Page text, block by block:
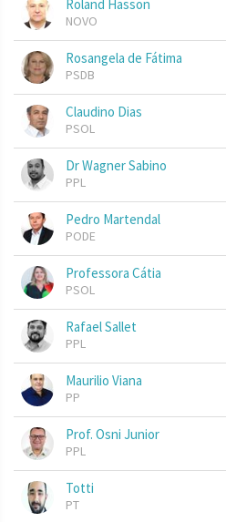
Roland Hasson
NOVO
Rosangela de Fátima
PSDB
Claudino Dias
PSOL
Dr Wagner Sabino
PPL
Pedro Martendal
PODE
Professora Cátia
PSOL
Rafael Sallet
PPL
Maurilio Viana
PP
Prof. Osni Junior
PPL
Totti
PT